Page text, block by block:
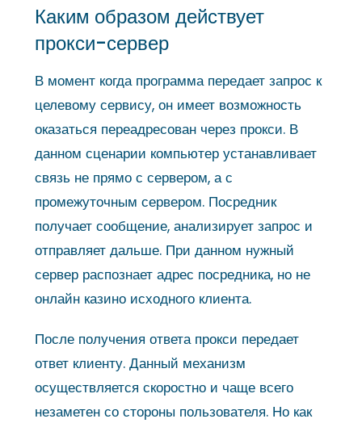
Каким образом действует
прокси-сервер
В момент когда программа передает запрос к
целевому сервису, он имеет возможность
оказаться переадресован через прокси. В
данном сценарии компьютер устанавливает
связь не прямо с сервером, а с
промежуточным сервером. Посредник
получает сообщение, анализирует запрос и
отправляет дальше. При данном нужный
сервер распознает адрес посредника, но не
онлайн казино исходного клиента.
После получения ответа прокси передает
ответ клиенту. Данный механизм
осуществляется скоростно и чаще всего
незаметен со стороны пользователя. Но как